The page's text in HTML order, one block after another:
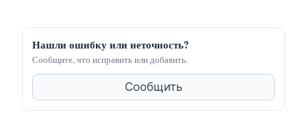
Нашли ошибку или неточность?
Сообщите, что исправить или добавить.
Сообщить